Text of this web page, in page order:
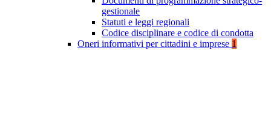
gestionale
Statuti e leggi regionali
Codice disciplinare e codice di condotta
Oneri informativi per cittadini e imprese 1